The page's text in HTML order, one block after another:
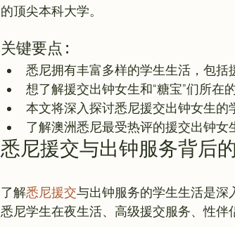
关键要点:
悉尼拥有丰富多样的学生生活，包括
想了解援交出钟女生和“糖宝”们所在
本文将深入探讨悉尼援交出钟女生的
了解澳洲悉尼最受热评的援交出钟女
悉尼援交与出钟服务背后
了解悉尼援交与出钟服务的学生生活是深
悉尼学生在夜生活、高级援交服务、性伴